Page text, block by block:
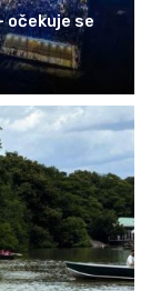
očekuje se